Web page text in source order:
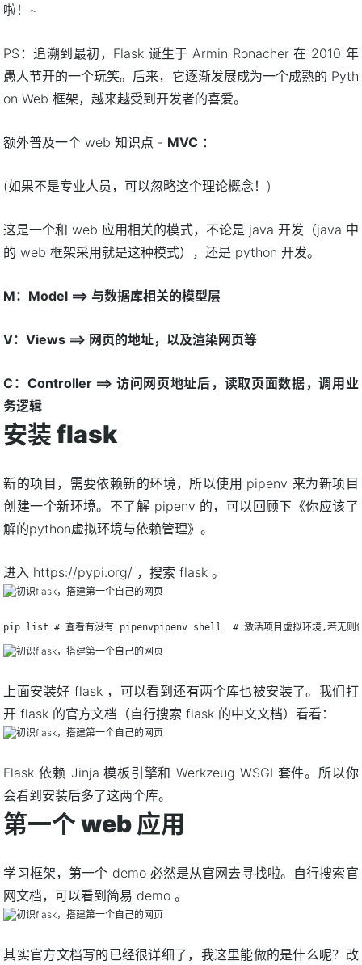
啦！~
PS：追溯到最初，Flask 诞生于 Armin Ronacher 在 2010 年
愚人节开的一个玩笑。后来，它逐渐发展成为一个成熟的 Pyth
on Web 框架，越来越受到开发者的喜爱。
额外普及一个 web 知识点 - MVC ：
(如果不是专业人员，可以忽略这个理论概念！)
这是一个和 web 应用相关的模式，不论是 java 开发（java 中
的 web 框架采用就是这种模式），还是 python 开发。
M：Model ==> 与数据库相关的模型层
V：Views ==> 网页的地址，以及渲染网页等
C：Controller ==> 访问网页地址后，读取页面数据，调用业
务逻辑
安装 flask
新的项目，需要依赖新的环境，所以使用 pipenv 来为新项目
创建一个新环境。不了解 pipenv 的，可以回顾下《你应该了
解的python虚拟环境与依赖管理》。
进入 https://pypi.org/ ，搜索 flask 。
pip list # 查看有没有 pipenvpipenv shell  # 激活项目虚拟环境,若
上面安装好 flask ，可以看到还有两个库也被安装了。我们打
开 flask 的官方文档（自行搜索 flask 的中文文档）看看：
Flask 依赖 Jinja 模板引擎和 Werkzeug WSGI 套件。所以你
会看到安装后多了这两个库。
第一个 web 应用
学习框架，第一个 demo 必然是从官网去寻找啦。自行搜索官
网文档，可以看到简易 demo 。
其实官方文档写的已经很详细了，我这里能做的是什么呢？改